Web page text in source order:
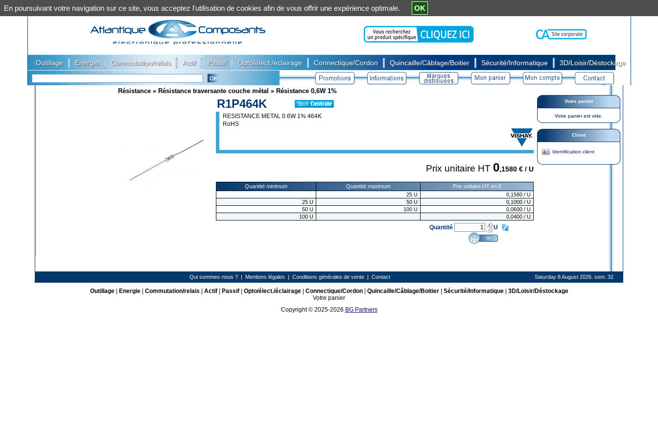
Outillage Energie Commutation/relais Actif Passif Opto/élect./éclairage Connectique/Cordon Quincaille/Câblage/Boitier Sécurité/Informatique 3D/Loisir/Déstockage
Résistance » Résistance traversante couche métal » Résistance 0,6W 1%
R1P464K
RESISTANCE METAL 0.6W 1% 464K
RoHS
Prix unitaire HT 0,1580 € / U
Quantité minimum Quantité maximum
Prix unitaire HT en €
25 U 0,1580 / U
25 U 50 U 0,1000 / U
50 U 100 U 0,0600 / U
100 U 0,0400 / U
Quantité U
Votre panier
Votre panier est vide.
Client
Identification client
Qui sommes-nous ?| Mentions légales | Conditions générales de vente| Contact Saturday 8 August 2026. sem. 32
Outillage| Energie| Commutation/relais Actif| Passif| Opto/élect./éclairage| Connectique/Cordon| Quincaille/Câblage/Boitier| Sécurité/Informatique| 3D/Loisir/Déstockage
Votre panier
Copyright © 2025-2026 BG Partners
En poursuivant votre navigation sur ce site, vous acceptez l'utilisation de cookies afin de vous offrir une expérience optimale. OK